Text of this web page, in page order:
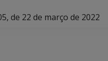
de 22 de março de 2022